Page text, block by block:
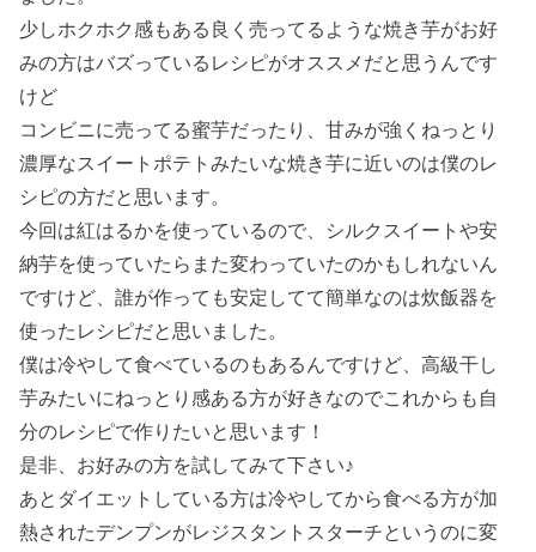
少しホクホク感もある良く売ってるような焼き芋がお好
みの方はバズっているレシピがオススメだと思うんです
けど
コンビニに売ってる蜜芋だったり、甘みが強くねっとり
濃厚なスイートポテトみたいな焼き芋に近いのは僕のレ
シピの方だと思います。
今回は紅はるかを使っているので、シルクスイートや安
納芋を使っていたらまた変わっていたのかもしれないん
ですけど、誰が作っても安定してて簡単なのは炊飯器を
使ったレシピだと思いました。
僕は冷やして食べているのもあるんですけど、高級干し
芋みたいにねっとり感ある方が好きなのでこれからも自
分のレシピで作りたいと思います！
是非、お好みの方を試してみて下さい♪
あとダイエットしている方は冷やしてから食べる方が加
熱されたデンプンがレジスタントスターチというのに変